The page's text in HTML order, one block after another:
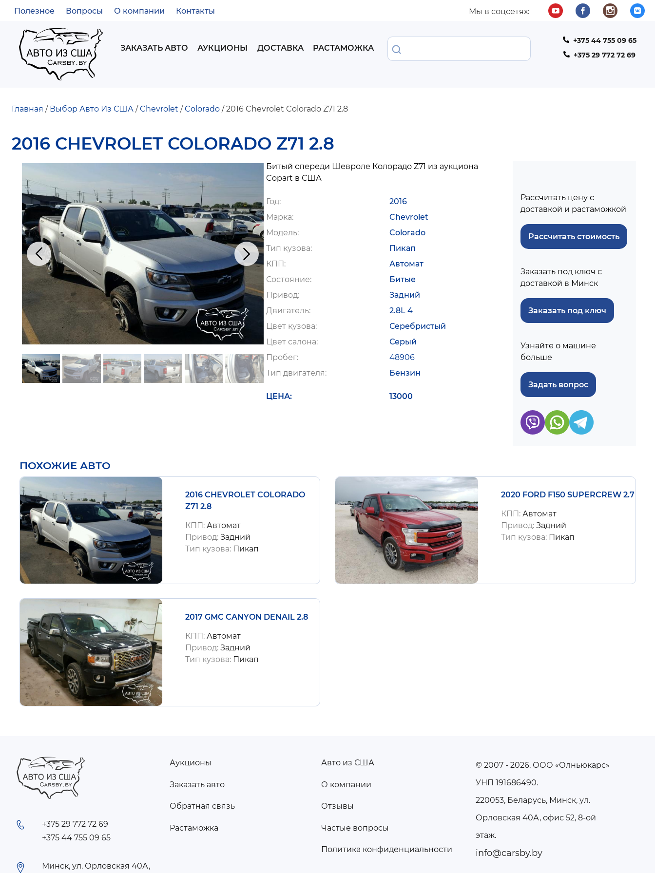
МЕНЮ
Полезное Вопросы О компании Контакты Мы в соцсетях:
MAIN
ЗАКАЗАТЬ АВТО АУКЦИОНЫ ДОСТАВКА РАСТАМОЖКА Найти
ТЕЛЕФОН
+375 44 755 09 65
+375 29 772 72 69
НАВИГАЦИИ
Главная Выбор Авто Из США Chevrolet Colorado 2016 Chevrolet Colorado Z71 2.8
2016 CHEVROLET COLORADO Z71 2.8
Битый спереди Шевроле Колорадо Z71 из аукциона
Copart в США
Год
2016
Марка
Chevrolet
Модель
Colorado
Тип кузова
Пикап
КПП
Автомат
Состояние
Битые
Привод
Задний
Двигатель
2.8L 4
Цвет кузова
Серебристый
Цвет салона
Серый
Пробег
48906
Тип двигателя
Бензин
ЦЕНА 13000
Рассчитать цену с
доставкой и растаможкой
Рассчитать стоимость
Заказать под ключ с
доставкой в Минск
Заказать под ключ
Узнайте о машине
больше
Задать вопрос
ПОХОЖИЕ АВТО
2016 CHEVROLET COLORADO
Z71 2.8
КПП:Автомат
Привод:Задний
Тип кузова: Пикап
2020 FORD F150 SUPERCREW 2.7
КПП: Автомат
Привод: Задний
Тип кузова: Пикап
2017 GMC CANYON DENAIL 2.8
КПП:Автомат
Привод:Задний
Тип кузова: Пикап
+375 29 772 72 69
+375 44 755 09 65
Минск, ул. Орловская 40А,
MENU
Аукционы
Заказать авто
Обратная связь
Растаможка
2
Авто из США
О компании
Отзывы
Частые вопросы
Политика конфиденциальности
© 2007 - 2026. ООО «Олньюкарс»
УНП 191686490.
220053, Беларусь, Минск, ул.
Орловская 40А, офис 52, 8-ой
этаж.
info@carsby.by